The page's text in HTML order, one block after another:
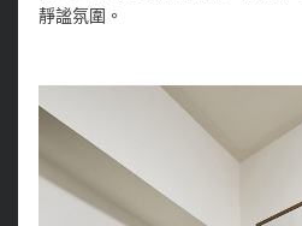
靜謐氛圍。